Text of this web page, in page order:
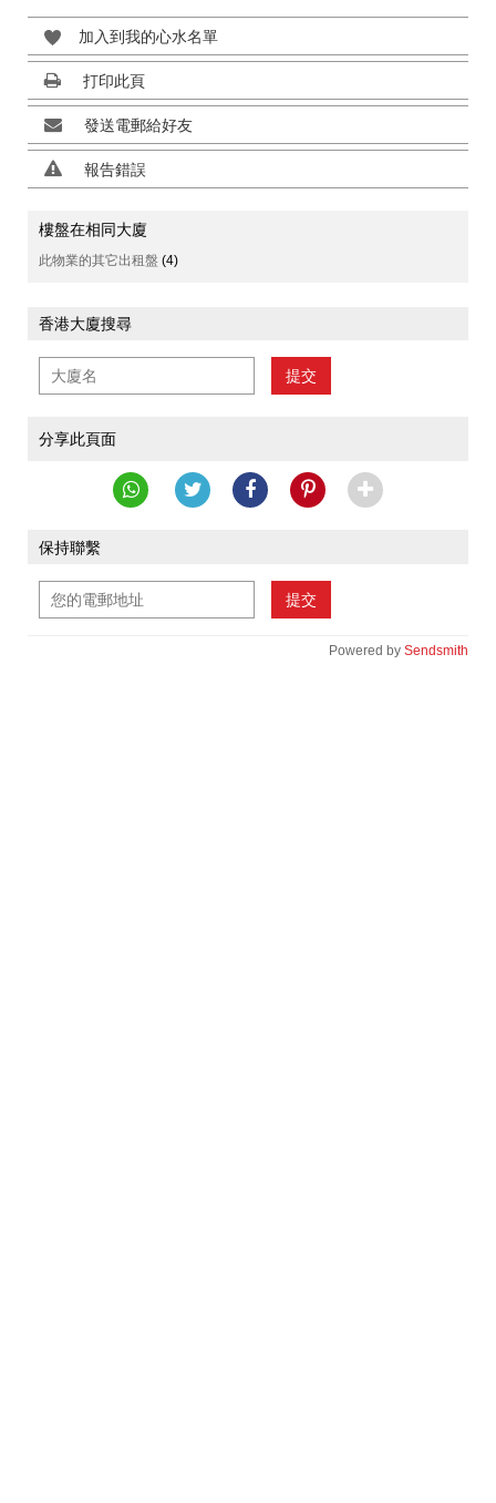
加入到我的心水名單
打印此頁
發送電郵給好友
報告錯誤
樓盤在相同大廈
此物業的其它出租盤 (4)
香港大廈搜尋
提交
分享此頁面
保持聯繫
提交
Powered by Sendsmith